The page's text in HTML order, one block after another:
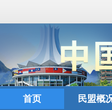
首页 民盟概